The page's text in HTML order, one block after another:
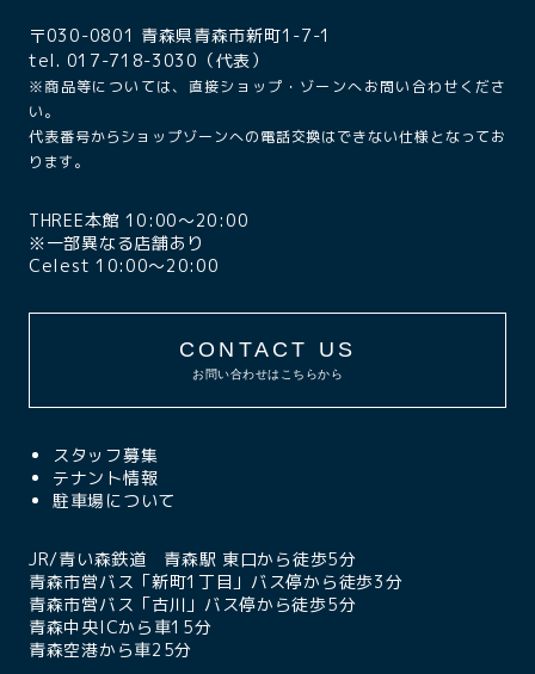
〒030-0801 青森県青森市新町1-7-1
tel. 017-718-3030（代表）
※商品等については、直接ショップ・ゾーンへお問い合わせくださ
い。
代表番号からショップゾーンへの電話交換はできない仕様となってお
ります。
THREE本館 10:00〜20:00
※一部異なる店舗あり
Celest 10:00〜20:00
CONTACT US
お問い合わせはこちらから
スタッフ募集
テナント情報
駐車場について
JR/青い森鉄道 青森駅 東口から徒歩5分
青森市営バス「新町1丁目」バス停から徒歩3分
青森市営バス「古川」バス停から徒歩5分
青森中央ICから車15分
青森空港から車25分